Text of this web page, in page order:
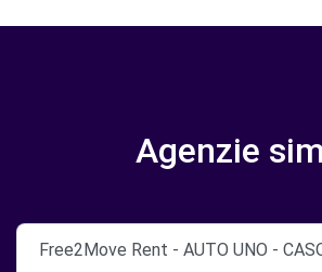
Agenzie
Free2Move Rent - AUTO UNO -